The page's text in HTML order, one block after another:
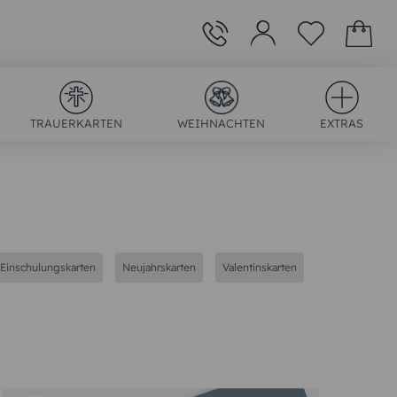
TRAUERKARTEN WEIHNACHTEN EXTRAS
Einschulungskarten Neujahrskarten Valentinskarten